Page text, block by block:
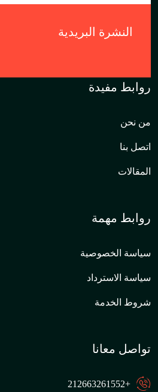
النشرة البريدية
روابط مفيدة
من نحن
اتصل بنا
المقالات
روابط مهمة
سياسة الخصوصية
سياسة الاسترداد
شروط الخدمة
تواصل معانا
+212663261552